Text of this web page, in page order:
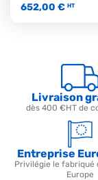
652,00 € HT
Livraison
dès 400 €HT de
Entreprise
Privilégie le fabriqué
Europe